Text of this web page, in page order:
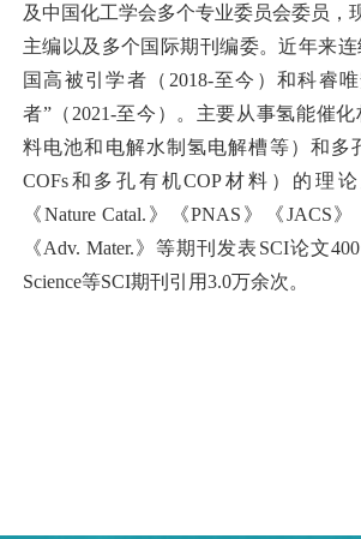
及中国化工学会多个专业委员会委员，
主编以及多个国际期刊编委。近年来
国高被引学者（2018-至今）和科睿
者”（2021-至今）。主要从事氢能催
料电池和电解水制氢电解槽等）和多
COFs和多孔有机COP材料）的理
《Nature Catal.》《PNAS》《JACS》
《Adv. Mater.》等期刊发表SCI论文
Science等SCI期刊引用3.0万余次。